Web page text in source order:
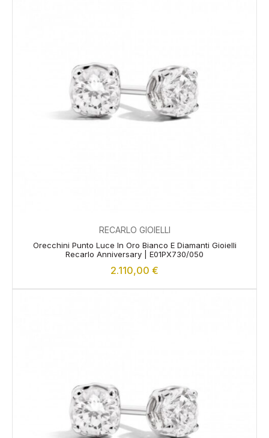
RECARLO GIOIELLI
Orecchini Punto Luce In Oro Bianco E Diamanti Gioielli
Recarlo Anniversary | E01PX730/050
2.110,00 €